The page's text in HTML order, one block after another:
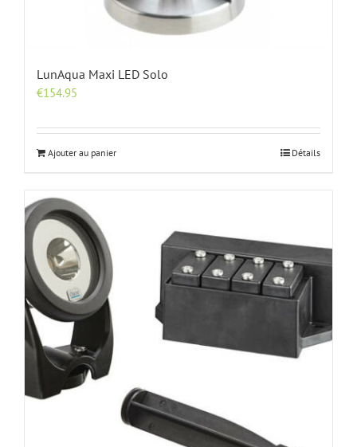
LunAqua Maxi LED Solo
€154.95
Ajouter au panier Détails